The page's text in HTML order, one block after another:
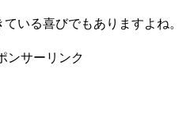
いる喜びでもありますよね。
ンサーリンク